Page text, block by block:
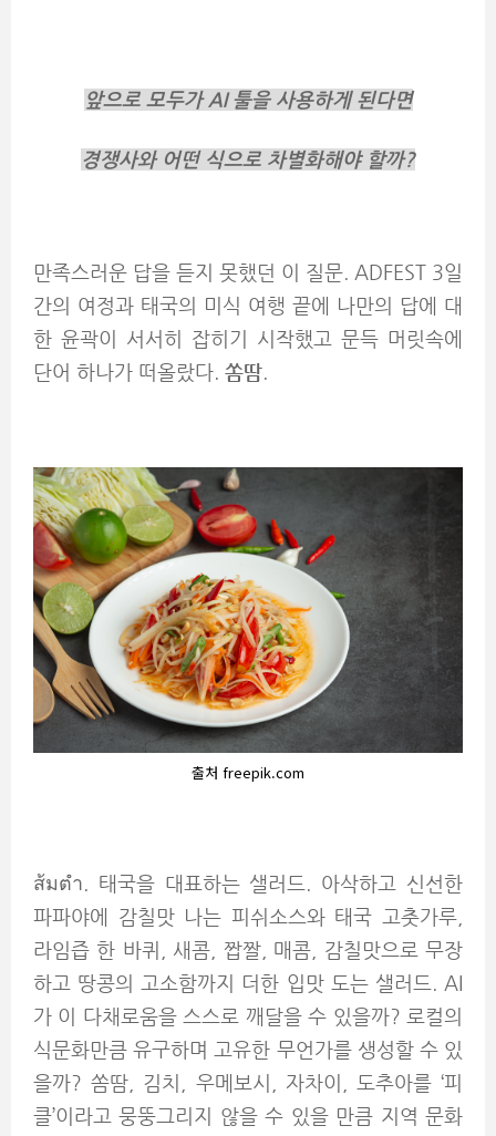
앞으로 모두가 AI 툴을 사용하게 된다면
경쟁사와 어떤 식으로 차별화해야 할까?
만족스러운 답을 듣지 못했던 이 질문. ADFEST 3일
간의 여정과 태국의 미식 여행 끝에 나만의 답에 대
한 윤곽이 서서히 잡히기 시작했고 문득 머릿속에
단어 하나가 떠올랐다. 쏨땀
출처 freepik.com
ส้มตำ. 태국을 대표하는 샐러드. 아삭하고 신선한
파파야에 감칠맛 나는 피쉬소스와 태국 고춧가루,
라임즙 한 바퀴, 새콤, 짭짤, 매콤, 감칠맛으로 무장
하고 땅콩의 고소함까지 더한 입맛 도는 샐러드. AI
가 이 다채로움을 스스로 깨달을 수 있을까? 로컬의
식문화만큼 유구하며 고유한 무언가를 생성할 수 있
을까? 쏨땀, 김치, 우메보시, 자차이, 도추아를 ‘피
클’이라고 뭉뚱그리지 않을 수 있을 만큼 지역 문화